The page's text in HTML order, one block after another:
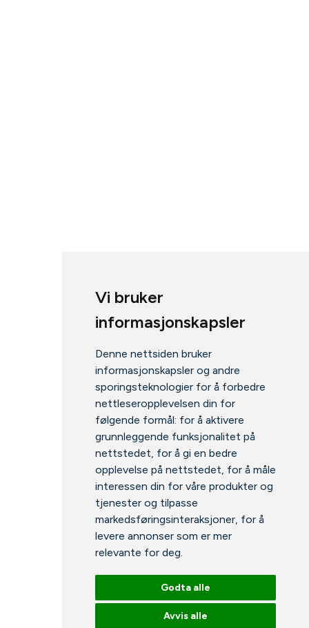
Vi bruker
informasjonskapsler
Denne nettsiden bruker
informasjonskapsler og andre
sporingsteknologier for å forbedre
nettleseropplevelsen din for
følgende formål: for å aktivere
grunnleggende funksjonalitet på
nettstedet, for å gi en bedre
opplevelse på nettstedet, for å måle
interessen din for våre produkter og
tjenester og tilpasse
markedsføringsinteraksjoner, for å
levere annonser som er mer
relevante for deg.
Godta alle
Avvis alle